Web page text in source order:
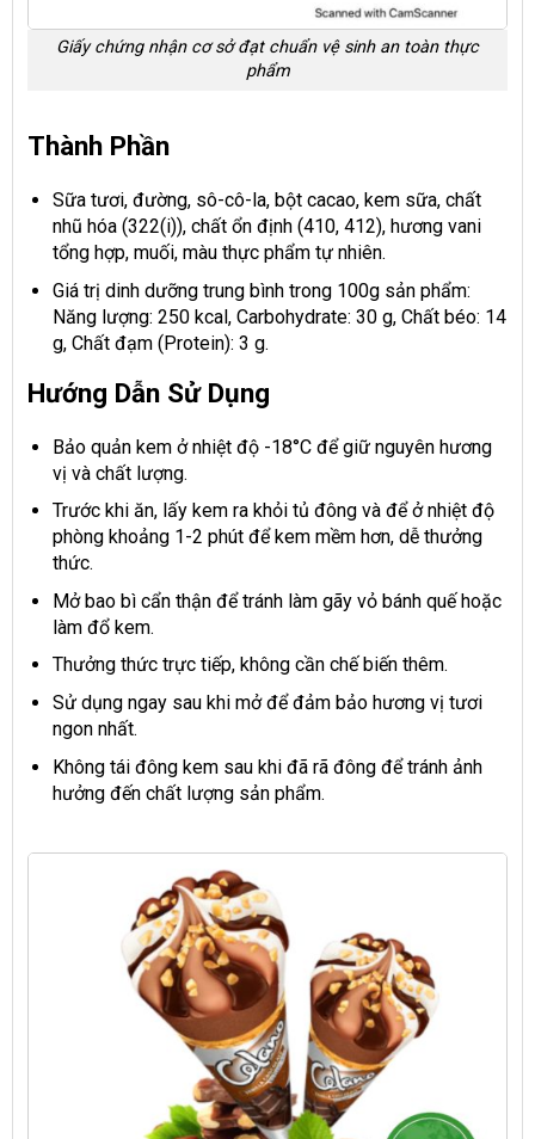
Giấy chứng nhận cơ sở đạt chuẩn vệ sinh an toàn thực
phẩm
Thành Phần
Sữa tươi, đường, sô-cô-la, bột cacao, kem sữa, chất
nhũ hóa (322(i)), chất ổn định (410, 412), hương vani
tổng hợp, muối, màu thực phẩm tự nhiên.
Giá trị dinh dưỡng trung bình trong 100g sản phẩm:
Năng lượng: 250 kcal, Carbohydrate: 30 g, Chất béo: 14
g, Chất đạm (Protein): 3 g.
Hướng Dẫn Sử Dụng
Bảo quản kem ở nhiệt độ -18°C để giữ nguyên hương
vị và chất lượng.
Trước khi ăn, lấy kem ra khỏi tủ đông và để ở nhiệt độ
phòng khoảng 1-2 phút để kem mềm hơn, dễ thưởng
thức.
Mở bao bì cẩn thận để tránh làm gãy vỏ bánh quế hoặc
làm đổ kem.
Thưởng thức trực tiếp, không cần chế biến thêm.
Sử dụng ngay sau khi mở để đảm bảo hương vị tươi
ngon nhất.
Không tái đông kem sau khi đã rã đông để tránh ảnh
hưởng đến chất lượng sản phẩm.